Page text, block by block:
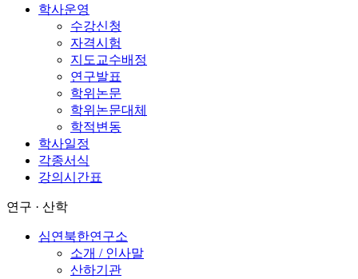
학사운영
수강신청
자격시험
지도교수배정
연구발표
학위논문
학위논문대체
학적변동
학사일정
각종서식
강의시간표
연구 · 산학
심연북한연구소
소개 / 인사말
산하기관